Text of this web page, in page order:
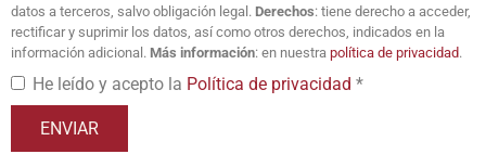
datos a terceros, salvo obligación legal. Derechos: tiene derecho a acceder,
rectificar y suprimir los datos, así como otros derechos, indicados en la
información adicional. Más información: en nuestra política de privacidad.
He leído y acepto la Política de privacidad *